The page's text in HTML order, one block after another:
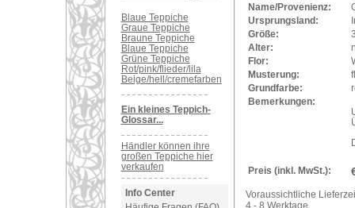
Blaue Teppiche
Graue Teppiche
Braune Teppiche
Blaue Teppiche
Grüne Teppiche
Rot/pink/flieder/lila
Beige/hell/cremefarben
Ein kleines Teppich-
Glossar...
Händler können ihre
großen Teppiche hier
verkaufen
Info Center
Name/Provenienz:
Ursprungsland:
Größe:
Alter:
Flor:
Musterung:
Grundfarbe:
Bemerkungen:
Preis (inkl. MwSt.):
Voraussichtliche
4 - 8 Werktage